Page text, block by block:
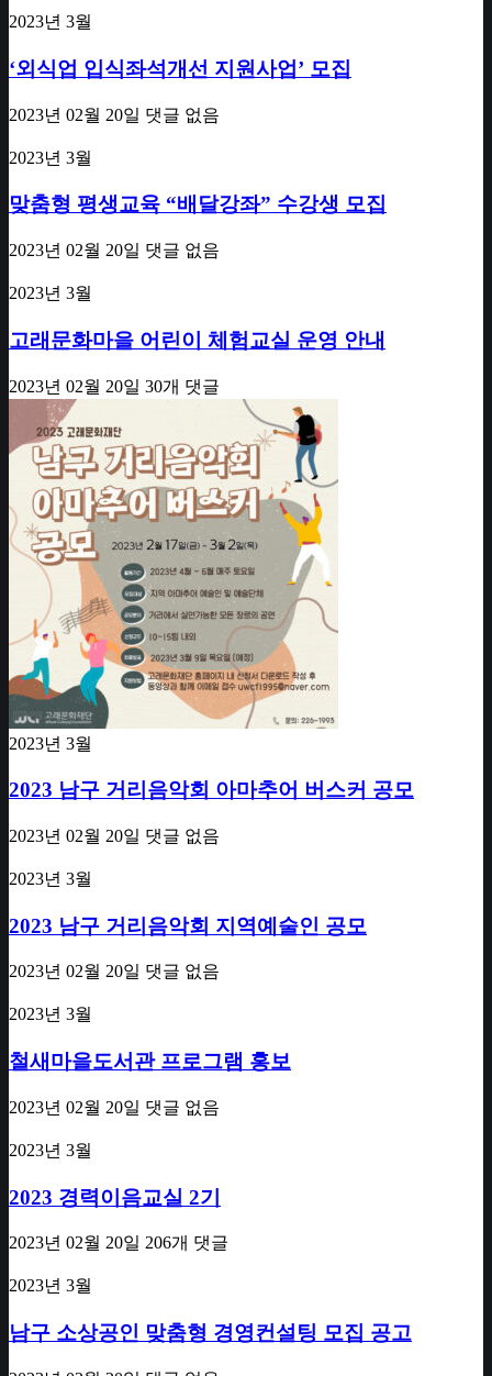
2023년 3월
‘외식업 입식좌석개선 지원사업’ 모집
2023년 02월 20일 댓글 없음
2023년 3월
맞춤형 평생교육 “배달강좌” 수강생 모집
2023년 02월 20일 댓글 없음
2023년 3월
고래문화마을 어린이 체험교실 운영 안내
2023년 02월 20일 30개 댓글
2023년 3월
2023 남구 거리음악회 아마추어 버스커 공모
2023년 02월 20일 댓글 없음
2023년 3월
2023 남구 거리음악회 지역예술인 공모
2023년 02월 20일 댓글 없음
2023년 3월
철새마을도서관 프로그램 홍보
2023년 02월 20일 댓글 없음
2023년 3월
2023 경력이음교실 2기
2023년 02월 20일 206개 댓글
2023년 3월
남구 소상공인 맞춤형 경영컨설팅 모집 공고